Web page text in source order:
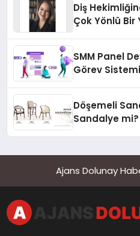
Diş
Çok Yönlü Bir
SMM Panel
Görev Sistemi
Döşemeli
Sandalye
Ajans Dolunay